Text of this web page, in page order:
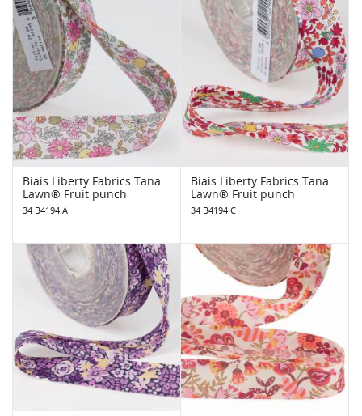
Biais Liberty Fabrics Tana
Lawn® Fruit punch
34 B4194 A
Biais Liberty Fabrics Tana
Lawn® Fruit punch
34 B4194 C